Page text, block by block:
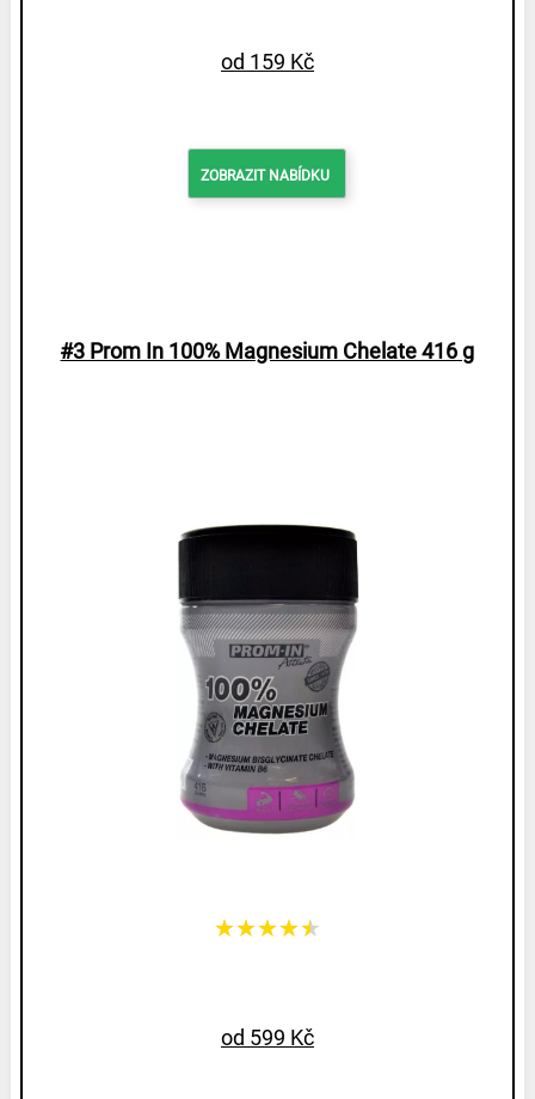
od 159 Kč
ZOBRAZIT NABÍDKU
#3 Prom In 100% Magnesium Chelate 416 g
★★★★★
od 599 Kč